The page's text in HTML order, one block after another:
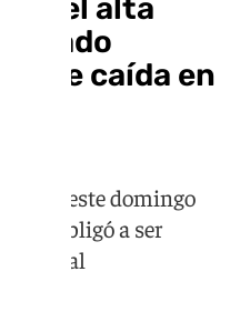
el alta
caída en
este domingo
le obligó a ser
hospital